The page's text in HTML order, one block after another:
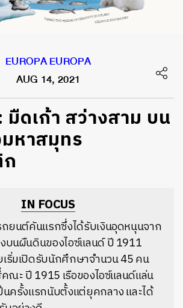
EUROPA EUROPA
AUG 14, 2021
มืดเก้า สว่างสาม บน
มหาสมุทร
IN FOCUS
ยนต์คันแรกซึ่งได้รับเงินอุดหนุนจาก
บนผืนดินของไอซ์แลนด์ ปี 1911
ริ่มเปิดรับนักศึกษาจำนวน 45 คน
คณะ ปี 1915 เรือของไอซ์แลนด์แล่น
นครั้งแรกนับตั้งแต่ยุคกลาง และได้